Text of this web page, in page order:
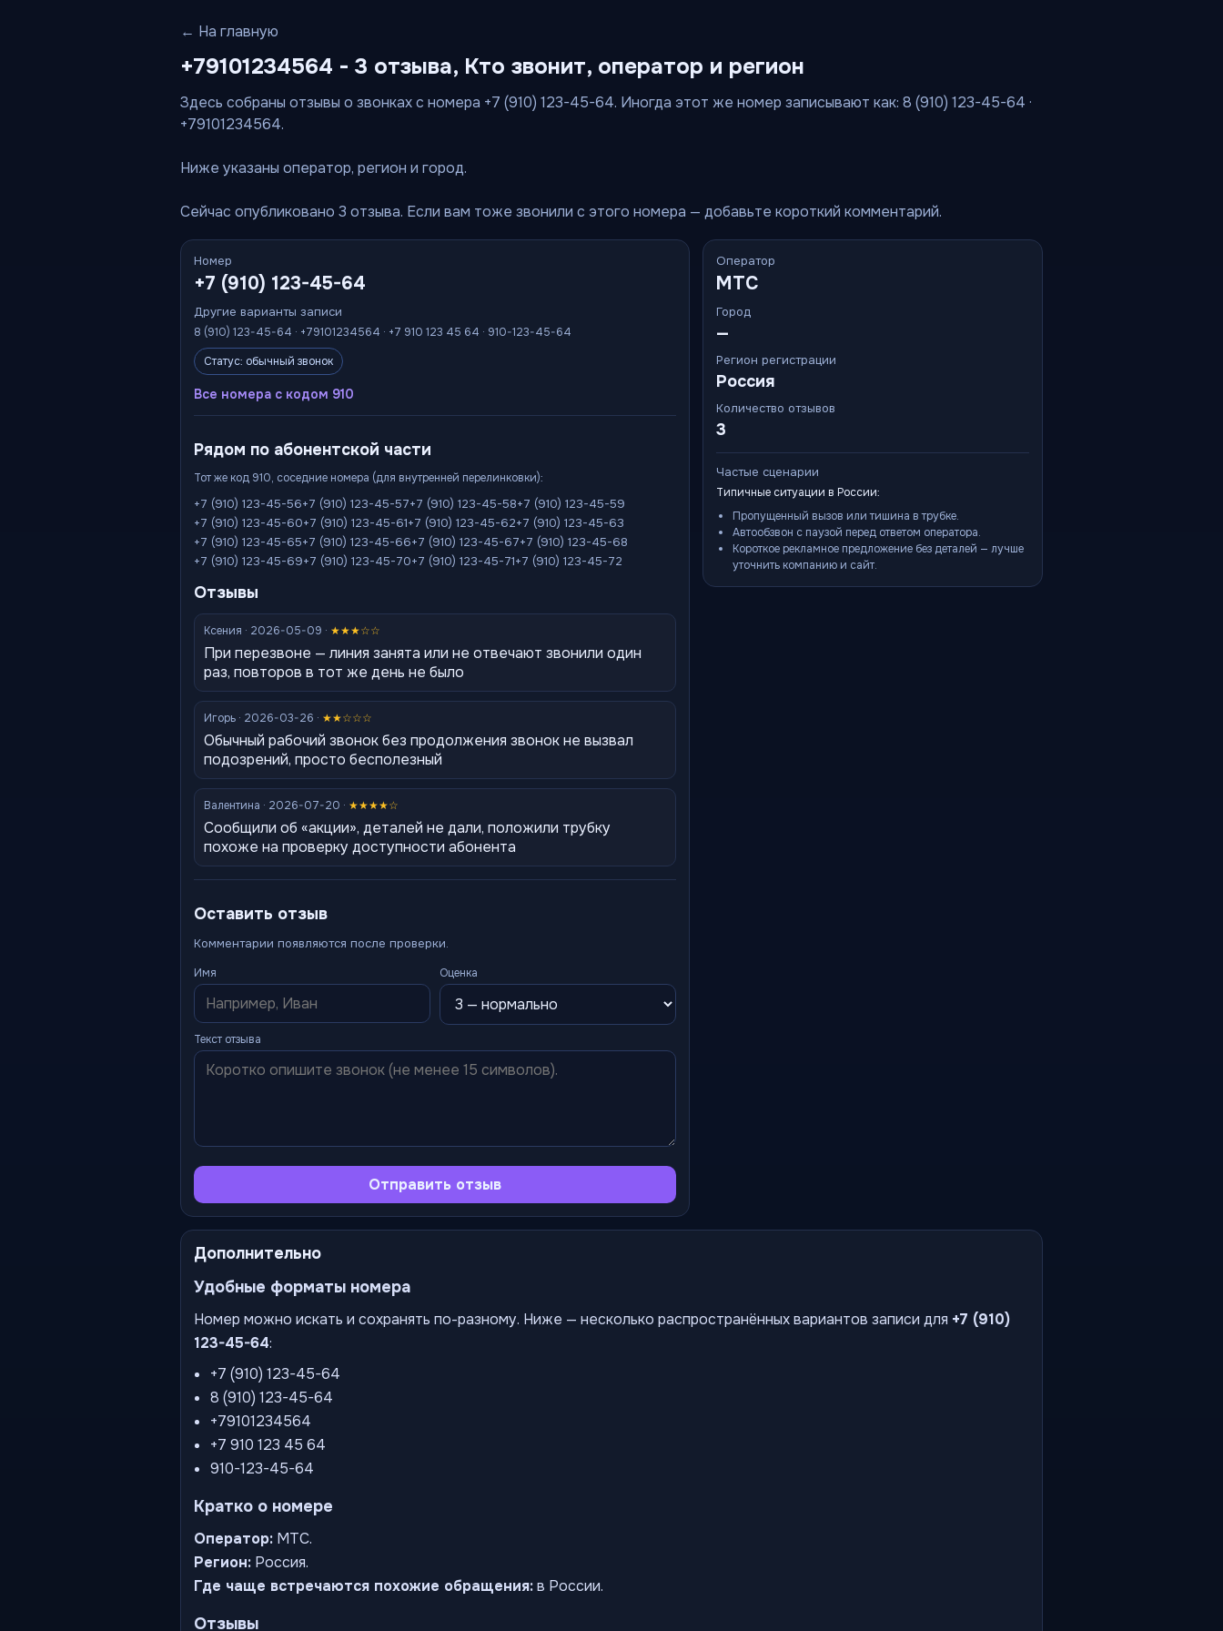
← На главную
+79101234564 - 3 отзыва, Кто звонит, оператор и регион
Здесь собраны отзывы о звонках с номера +7 (910) 123-45-64. Иногда этот же номер записывают как: 8 (910) 123-45-64 ·
+79101234564.
Ниже указаны оператор, регион и город.
Сейчас опубликовано 3 отзыва. Если вам тоже звонили с этого номера — добавьте короткий комментарий.
Номер
+7 (910) 123-45-64
Другие варианты записи
8 (910) 123-45-64 · +79101234564 · +7 910 123 45 64 · 910-123-45-64
Статус: обычный звонок
Все номера с кодом 910
Рядом по абонентской части
Тот же код 910, соседние номера (для внутренней перелинковки):
+7 (910) 123-45-56+7 (910) 123-45-57+7 (910) 123-45-58+7 (910) 123-45-59
+7 (910) 123-45-60+7 (910) 123-45-61+7 (910) 123-45-62+7 (910) 123-45-63
+7 (910) 123-45-65+7 (910) 123-45-66+7 (910) 123-45-67+7 (910) 123-45-68
+7 (910) 123-45-69+7 (910) 123-45-70+7 (910) 123-45-71+7 (910) 123-45-72
Отзывы
Ксения · 2026-05-09 · ★★★☆☆
При перезвоне — линия занята или не отвечают звонили один
раз, повторов в тот же день не было
Игорь · 2026-03-26 · ★★☆☆☆
Обычный рабочий звонок без продолжения звонок не вызвал
подозрений, просто бесполезный
Валентина · 2026-07-20 · ★★★★☆
Сообщили об «акции», деталей не дали, положили трубку
похоже на проверку доступности абонента
Оставить отзыв
Комментарии появляются после проверки.
Имя Оценка
Текст отзыва
Отправить отзыв
Оператор
МТС
Город
—
Регион регистрации
Россия
Количество отзывов
3
Частые сценарии
Типичные ситуации в России:
Пропущенный вызов или тишина в трубке.
Автообзвон с паузой перед ответом оператора.
Короткое рекламное предложение без деталей — лучше
уточнить компанию и сайт.
Дополнительно
Удобные форматы номера
Номер можно искать и сохранять по-разному. Ниже — несколько распространённых вариантов записи для +7 (910)
123-45-64:
+7 (910) 123-45-64
8 (910) 123-45-64
+79101234564
+7 910 123 45 64
910-123-45-64
Кратко о номере
Оператор: МТС.
Регион: Россия.
Где чаще встречаются похожие обращения:в России.
Отзывы